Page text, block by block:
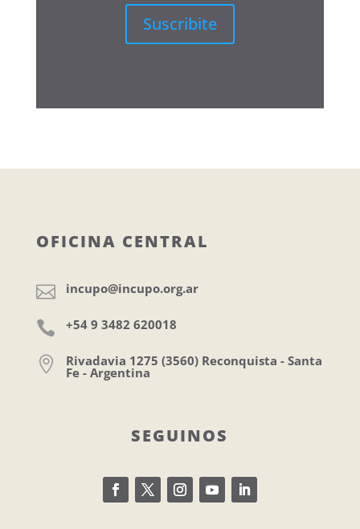
Suscribite
OFICINA CENTRAL
 incupo@incupo.org.ar
 +54 9 3482 620018
 Rivadavia 1275 (3560) Reconquista - Santa
Fe - Argentina
SEGUINOS